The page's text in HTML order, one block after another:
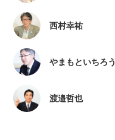
西村幸祐
やまもといちろう
渡邉哲也